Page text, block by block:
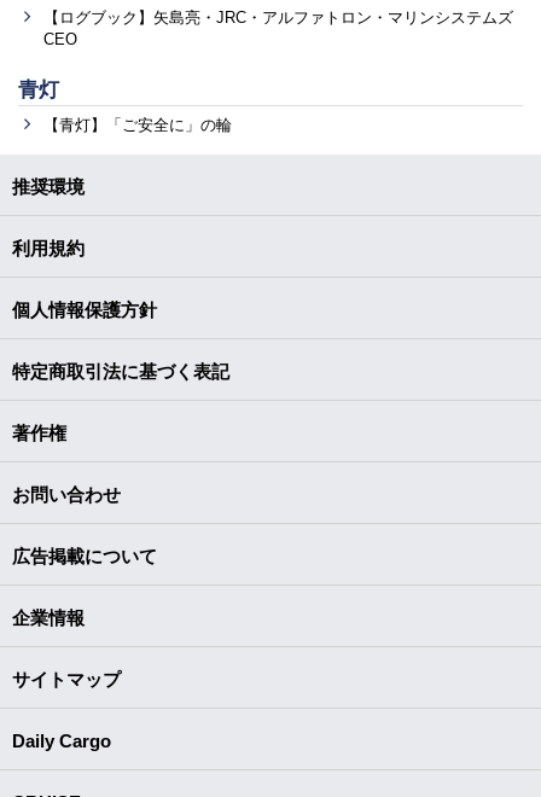
【ログブック】矢島亮・JRC・アルファトロン・マリンシステムズ
CEO
青灯
【青灯】「ご安全に」の輪
推奨環境
利用規約
個人情報保護方針
特定商取引法に基づく表記
著作権
お問い合わせ
広告掲載について
企業情報
サイトマップ
Daily Cargo